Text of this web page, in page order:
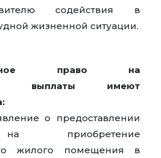
содействия в
жизненной ситуации.
право на
выплаты имеют
о предоставлении
приобретение
жилого помещения в